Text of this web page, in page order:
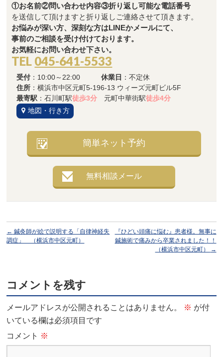
①お名前②問い合わせ内容③折り返し可能な電話番号
を送信して頂けますと折り返しご連絡させて頂きます。
お悩みが深い方、深刻な方はLINEかメールにて、
事前のご相談を受け付けております。
お気軽にお問い合わせ下さい。
TEL 045-641-5533
受付 ：10:00～22:00休業日 ：不定休
住所 ：横浜市中区元町5-196-13 ウィーズ元町ビル5F
最寄駅 ：石川町駅徒歩3分 元町中華街駅徒歩4分
地図・行き方
簡単ネット予約
無料相談メール
← 鍼灸師が絵で説明する「自律神経失
調症」 （横浜市中区元町）
『ひどい頭痛に悩む』患者様。無事に
鍼施術で痛みから卒業されました！！
（横浜市中区元町）
→
コメントを残す
メールアドレスが公開されることはありません。 ※ が付
いている欄は必須項目です
コメント ※